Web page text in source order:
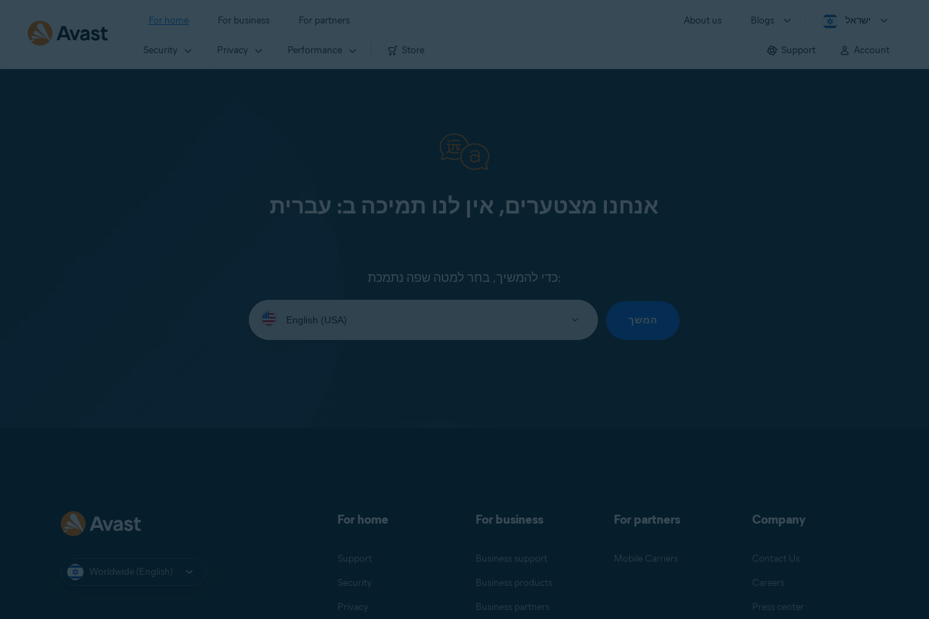
For home For business For partners About us Blogs ישראל
Security Privacy Performance Store Support Account
אנחנו מצטערים, אין לנו תמיכה ב: עברית
כדי להמשיך, בחר למטה שפה נתמכת:
Select
your
language:
המשך
Worldwide (English)
For home
Support
Security
Privacy
For business
Business support
Business products
Business partners
For partners
Mobile Carriers
Company
Contact Us
Careers
Press center